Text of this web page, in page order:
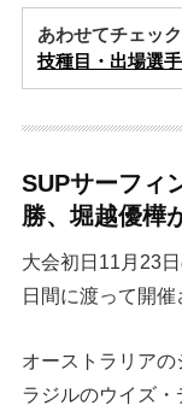
あわせてチェック
技種目・出場選手
SUPサーフィ
勝、堀越優樺
大会初日11月23
日間に渡って開催
オーストラリア
ラジルのウイズ